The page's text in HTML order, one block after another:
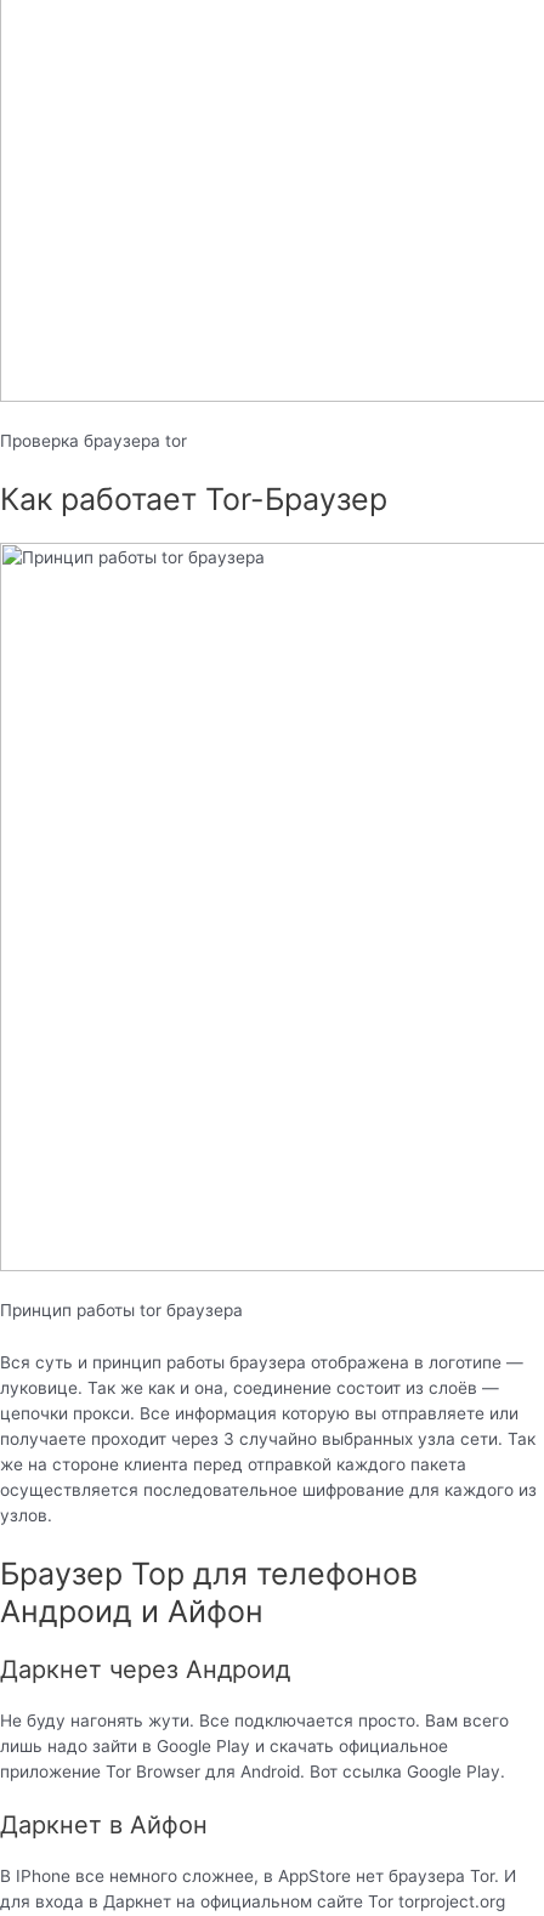
Проверка браузера tor
Как работает Tor-Браузер
Принцип работы tor браузера
Вся суть и принцип работы браузера отображена в логотипе —
луковице. Так же как и она, соединение состоит из слоёв —
цепочки прокси. Все информация которую вы отправляете или
получаете проходит через 3 случайно выбранных узла сети. Так
же на стороне клиента перед отправкой каждого пакета
осуществляется последовательное шифрование для каждого из
узлов.
Браузер Тор для телефонов
Андроид и Айфон
Даркнет через Андроид
Не буду нагонять жути. Все подключается просто. Вам всего
лишь надо зайти в Google Play и скачать официальное
приложение Tor Browser для Android. Вот ссылка Google Play.
Даркнет в Айфон
В IPhone все немного сложнее, в AppStore нет браузера Tor. И
для входа в Даркнет на официальном сайте Tor torproject.org